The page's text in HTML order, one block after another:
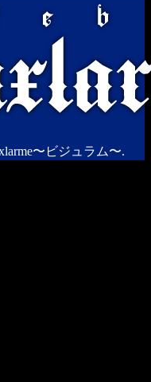
〜ビジュラム〜.